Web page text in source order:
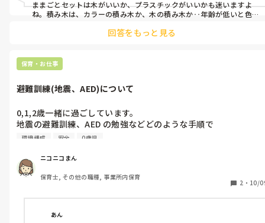
ままごとセットは木がいいか、プラスチックがいいかも迷いますよ
ね。積み木は、カラーの積み木か、木の積み木か‥年齢が低いと色
回答をもっと見る
保育・お仕事
避難訓練(地震、AED)について
0,1,2歳一緒に過ごしています。
地震の避難訓練、AED の勉強などどのような手順で
されていますか？
やつ食べ終わった頃など違う場面を想定してしてみようかなと思
っているのですが、机の中に1歳児とかもちゃんと入ってくれる
ものなのでしょうか？
あと、AED の使い方など本物を使うわけにはいかないし、マネキ
ンなどもないし、このご時世誰かに横になってもらって、、とい
環境構成 安全 0歳児
ニコニコまん
保育士, その他の職種, 事業所内保育
2 ・ 10/
あん